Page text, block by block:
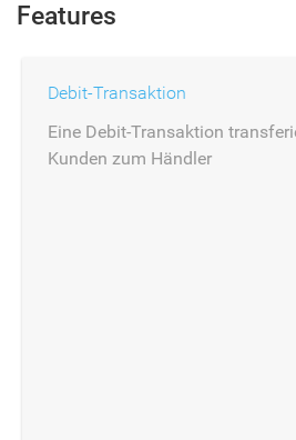
Features
Debit-Transaktion
Eine Debit-Transaktion
Kunden zum Händler